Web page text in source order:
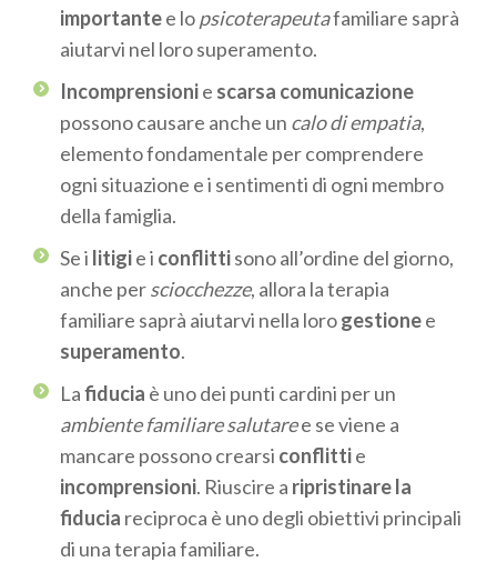
importantee lopsicoterapeutafamiliare saprà
aiutarvi nel loro superamento.
Incomprensionie scarsa comunicazione
possono causare anche un calo diempatia,
elemento fondamentale per comprendere
ogni situazione e i sentimenti di ogni membro
della famiglia.
Se i litigie i conflittisono all’ordine del giorno,
anche persciocchezze, allora la terapia
familiare saprà aiutarvi nella lorogestionee
superamento.
Lafiducia è uno dei punti cardini per un
ambiente familiare salutaree se viene a
mancare possono crearsi conflittie
incomprensioni. Riuscire a ripristinare la
fiducia reciproca è uno degli obiettivi principali
di una terapia familiare.